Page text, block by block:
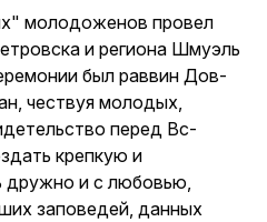
молодоженов провел
и региона Шмуэль
был раввин Дов-
чествуя молодых,
перед Вс-
крепкую и
и с любовью,
заповедей, данных